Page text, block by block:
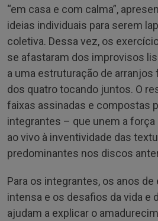
“em casa e com calma”,
ideias individuais para serem
coletiva. Dessa vez, os
se afastaram dos improvisos
a uma estruturação de arranjos
dos quatro tocando juntos. O
faixas assinadas e compostas
integrantes – que unem a
ao vivo à inventividade das
predominantes nos discos
Para os integrantes, os anos
intensa e os desafios da vida e
ajudam a explicar o